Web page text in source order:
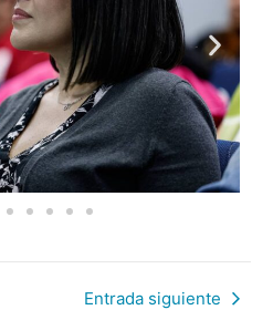
Entrada siguiente